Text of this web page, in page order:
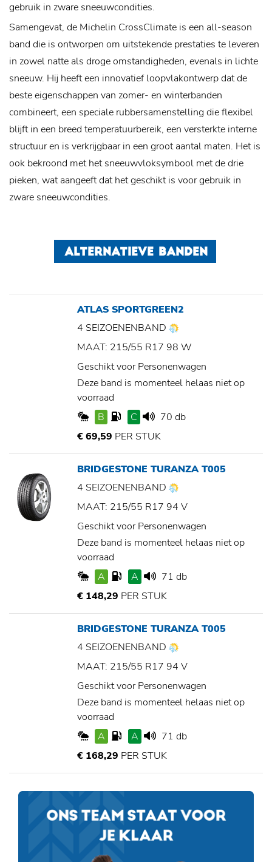
gebruik in zware sneeuwcondities.
Samengevat, de Michelin CrossClimate is een all-season
band die is ontworpen om uitstekende prestaties te leveren
in zowel natte als droge omstandigheden, evenals in lichte
sneeuw. Hij heeft een innovatief loopvlakontwerp dat de
beste eigenschappen van zomer- en winterbanden
combineert, een speciale rubbersamenstelling die flexibel
blijft in een breed temperatuurbereik, een versterkte interne
structuur en is verkrijgbaar in een groot aantal maten. Het is
ook bekroond met het sneeuwvloksymbool met de drie
pieken, wat aangeeft dat het geschikt is voor gebruik in
zware sneeuwcondities.
ALTERNATIEVE BANDEN
ATLAS SPORTGREEN2
4 SEIZOENENBAND
MAAT: 215/55 R17 98 W
Geschikt voor Personenwagen
Deze band is momenteel helaas niet op
voorraad
B
C
70 db
€ 69,59 PER STUK
BRIDGESTONE TURANZA T005
4 SEIZOENENBAND
MAAT: 215/55 R17 94 V
Geschikt voor Personenwagen
Deze band is momenteel helaas niet op
voorraad
A
A
71 db
€ 148,29 PER STUK
BRIDGESTONE TURANZA T005
4 SEIZOENENBAND
MAAT: 215/55 R17 94 V
Geschikt voor Personenwagen
Deze band is momenteel helaas niet op
voorraad
A
A
71 db
€ 168,29 PER STUK